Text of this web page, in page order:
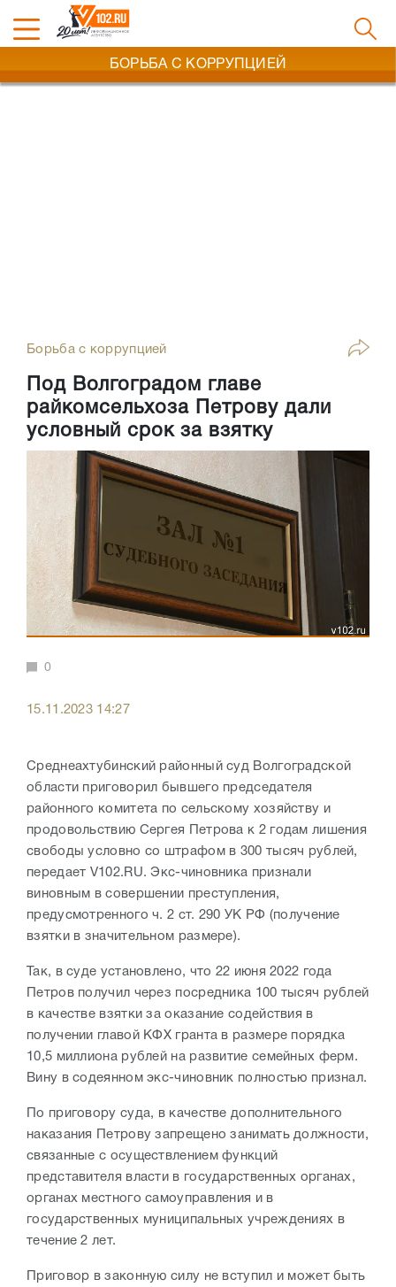
БОРЬБА С КОРРУПЦИЕЙ
Борьба с коррупцией
Под Волгоградом главе
райкомсельхоза Петрову дали
условный срок за взятку
0
15.11.2023 14:27
Среднеахтубинский районный суд Волгоградской
области приговорил бывшего председателя
районного комитета по сельскому хозяйству и
продовольствию Сергея Петрова к 2 годам лишения
свободы условно со штрафом в 300 тысяч рублей,
передает V102.RU. Экс-чиновника признали
виновным в совершении преступления,
предусмотренного ч. 2 ст. 290 УК РФ (получение
взятки в значительном размере).
Так, в суде установлено, что 22 июня 2022 года
Петров получил через посредника 100 тысяч рублей
в качестве взятки за оказание содействия в
получении главой КФХ гранта в размере порядка
10,5 миллиона рублей на развитие семейных ферм.
Вину в содеянном экс-чиновник полностью признал.
По приговору суда, в качестве дополнительного
наказания Петрову запрещено занимать должности,
связанные с осуществлением функций
представителя власти в государственных органах,
органах местного самоуправления и в
государственных муниципальных учреждениях в
течение 2 лет.
Приговор в законную силу не вступил и может быть